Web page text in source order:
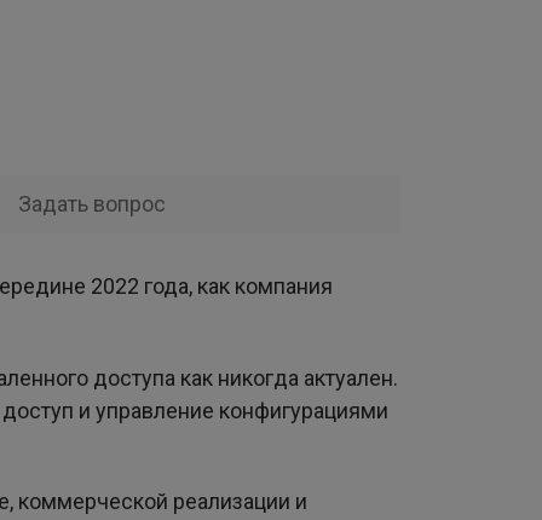
Задать вопрос
2022 года, как компания
доступа как никогда актуален.
и управление конфигурациями
коммерческой реализации и